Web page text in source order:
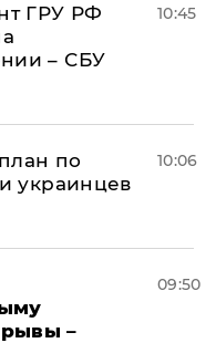
ГРУ РФ
– СБУ
10:45
по
украинцев
10:06
–
09:50